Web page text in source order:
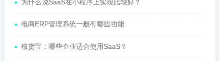
为什么说SaaS在小程序上实现比较好？
电商ERP管理系统一般有哪些功能
核货宝：哪些企业适合使用SaaS？